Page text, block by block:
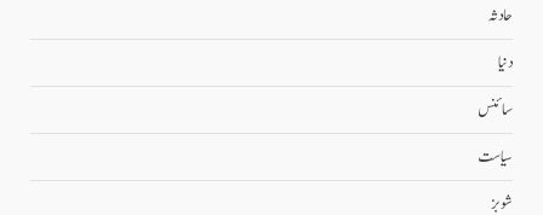
حادثہ
دنیا
سائنس
سیاست
شوبز